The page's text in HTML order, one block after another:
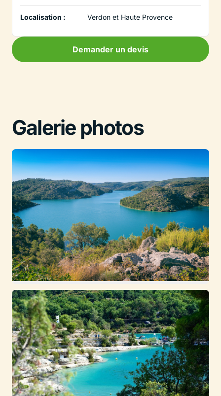
Localisation : Verdon et Haute Provence
Demander un devis
Galerie photos